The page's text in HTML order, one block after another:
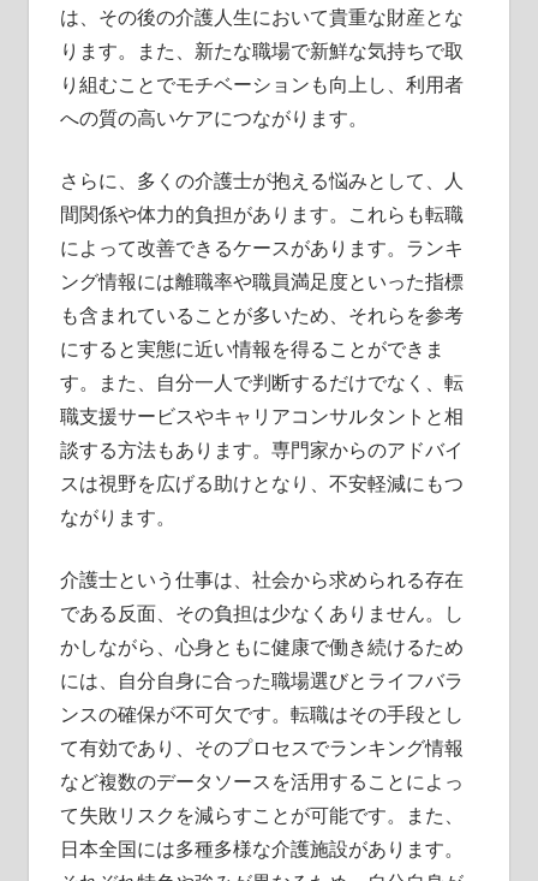
は、その後の介護人生において貴重な財産とな
ります。また、新たな職場で新鮮な気持ちで取
り組むことでモチベーションも向上し、利用者
への質の高いケアにつながります。
さらに、多くの介護士が抱える悩みとして、人
間関係や体力的負担があります。これらも転職
によって改善できるケースがあります。ランキ
ング情報には離職率や職員満足度といった指標
も含まれていることが多いため、それらを参考
にすると実態に近い情報を得ることができま
す。また、自分一人で判断するだけでなく、転
職支援サービスやキャリアコンサルタントと相
談する方法もあります。専門家からのアドバイ
スは視野を広げる助けとなり、不安軽減にもつ
ながります。
介護士という仕事は、社会から求められる存在
である反面、その負担は少なくありません。し
かしながら、心身ともに健康で働き続けるため
には、自分自身に合った職場選びとライフバラ
ンスの確保が不可欠です。転職はその手段とし
て有効であり、そのプロセスでランキング情報
など複数のデータソースを活用することによっ
て失敗リスクを減らすことが可能です。また、
日本全国には多種多様な介護施設があります。